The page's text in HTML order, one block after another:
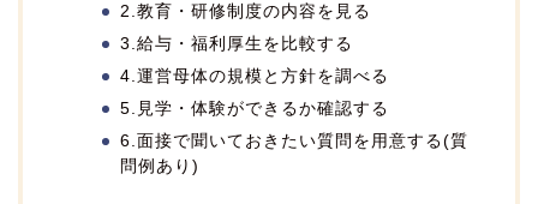
2.教育・研修制度の内容を見る
3.給与・福利厚生を比較する
4.運営母体の規模と方針を調べる
5.見学・体験ができるか確認する
6.面接で聞いておきたい質問を用意する(質
問例あり)